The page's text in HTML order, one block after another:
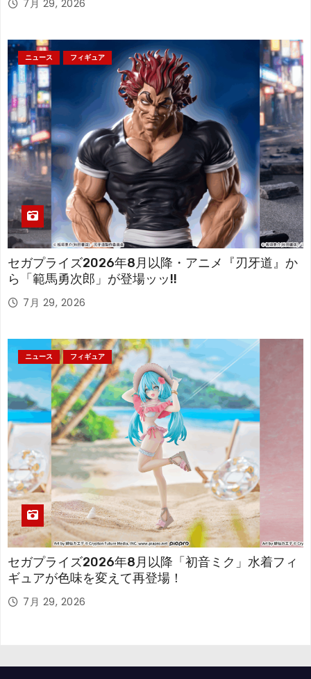
7月 29, 2026
ニュース フィギュア
セガプライズ2026年8月以降・アニメ『刃牙道』か
ら「範馬勇次郎」が登場ッッ!!
7月 29, 2026
ニュース フィギュア
セガプライズ2026年8月以降「初音ミク」水着フィ
ギュアが色味を変えて再登場！
7月 29, 2026